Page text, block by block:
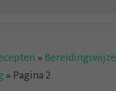
» Bereidingswijze
» Pagina 2